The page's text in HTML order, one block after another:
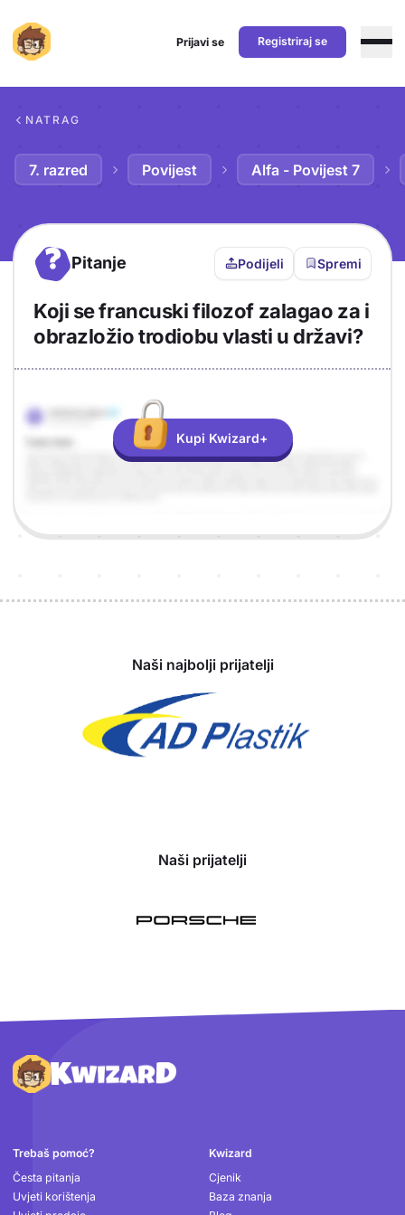
Prijavi se Registriraj se
NATRAG
7. razred Povijest Alfa - Povijest 7
? Pitanje Podijeli Spremi
Koji se francuski filozof zalagao za i
obrazložio trodiobu vlasti u državi?
Odgovor
Objašnjenje
Kupi Kwizard+
Naši najbolji prijatelji
Naši prijatelji
Podnožje
Trebaš pomoć?
Česta pitanja
Uvjeti korištenja
Kwizard
Cjenik
Baza znanja